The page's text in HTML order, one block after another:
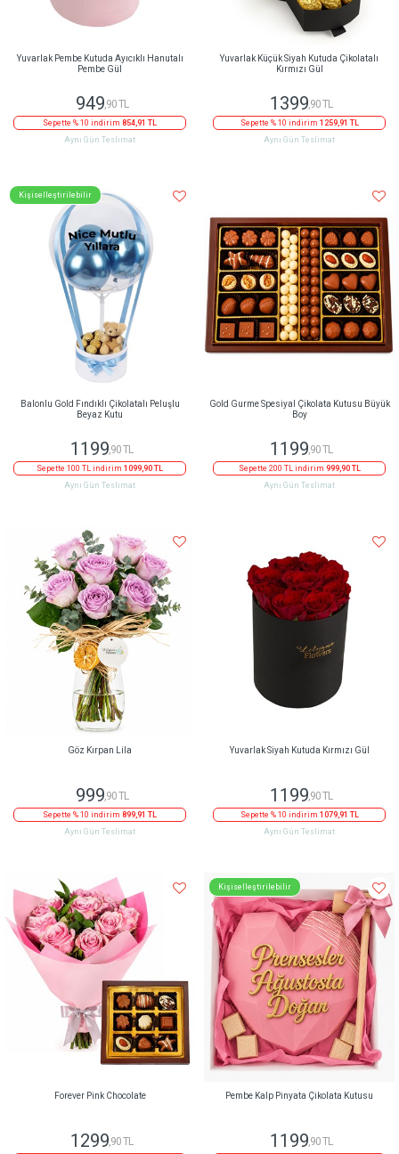
Yuvarlak Pembe Kutuda Ayıcıklı Hanutalı
Pembe Gül
949,90 TL
Sepette % 10 indirim 854,91 TL
Aynı Gün Teslimat
Yuvarlak Küçük Siyah Kutuda Çikolatalı
Kırmızı Gül
1399,90 TL
Sepette % 10 indirim 1259,91 TL
Aynı Gün Teslimat
Kişiselleştirilebilir
Balonlu Gold Fındıklı Çikolatalı Peluşlu
Beyaz Kutu
1199,90 TL
Sepette 100 TL indirim 1099,90 TL
Aynı Gün Teslimat
Gold Gurme Spesiyal Çikolata Kutusu Büyük
Boy
1199,90 TL
Sepette 200 TL indirim 999,90 TL
Aynı Gün Teslimat
Göz Kırpan Lila
999,90 TL
Sepette % 10 indirim 899,91 TL
Aynı Gün Teslimat
Yuvarlak Siyah Kutuda Kırmızı Gül
1199 ,90 TL
Sepette % 10 indirim 1079,91 TL
Aynı Gün Teslimat
Forever Pink Chocolate
1299,90 TL
Kişiselleştirilebilir
Pembe Kalp Pinyata Çikolata Kutusu
1199,90 TL